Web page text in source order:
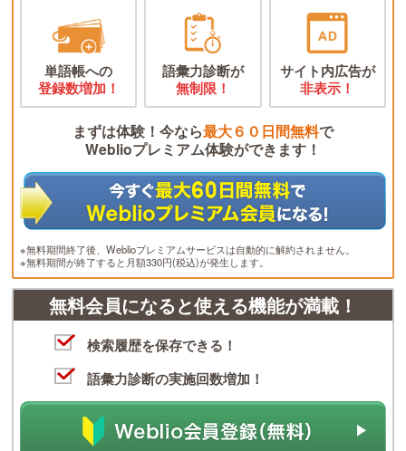
単語帳への
登録数増加！
語彙力診断が
無制限！
サイト内広告が
非表示！
まずは体験！今なら最大６０日間無料で
Weblioプレミアム体験ができます！
※無料期間終了後、Weblioプレミアムサービスは自動的に解約されません。
※無料期間が終了すると月額330円(税込)が発生します。
無料会員になると使える機能が満載！
検索履歴を保存できる！
語彙力診断の実施回数増加！